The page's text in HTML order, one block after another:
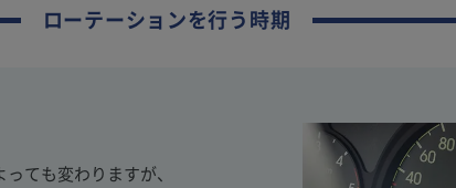
ローテーションを行う時期
ても変わりますが、